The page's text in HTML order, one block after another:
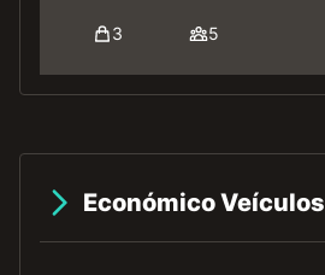
3 5
Económico Veículos